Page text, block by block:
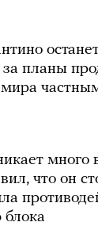
планы
много
что он